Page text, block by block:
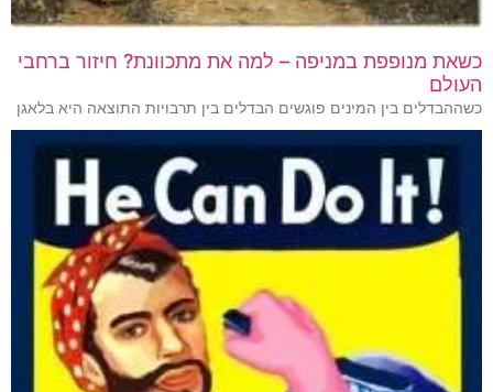
כשאת מנופפת במניפה – למה את מתכוונת? חיזור ברחבי
העולם
כשההבדלים בין המינים פוגשים הבדלים בין תרבויות התוצאה היא בלאגן